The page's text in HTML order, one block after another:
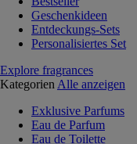
Geschenkideen
Entdeckungs-Sets
Personalisiertes Set
Explore fragrances
Kategorien Alle anzeigen
Exklusive Parfums
Eau de Parfum
Eau de Toilette